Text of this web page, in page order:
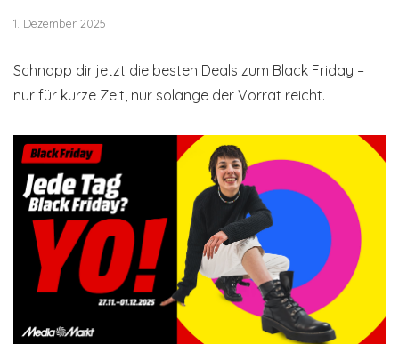
1. Dezember 2025
Schnapp dir jetzt die besten Deals zum Black Friday –
nur für kurze Zeit, nur solange der Vorrat reicht.